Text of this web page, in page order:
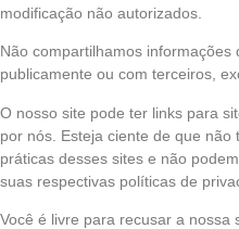
modificação não autorizados.
Não compartilhamos informações
publicamente ou com terceiros,
O nosso site pode ter links para
por nós. Esteja ciente de que
práticas desses sites e não
suas respectivas políticas de
Você é livre para recusar a nossa